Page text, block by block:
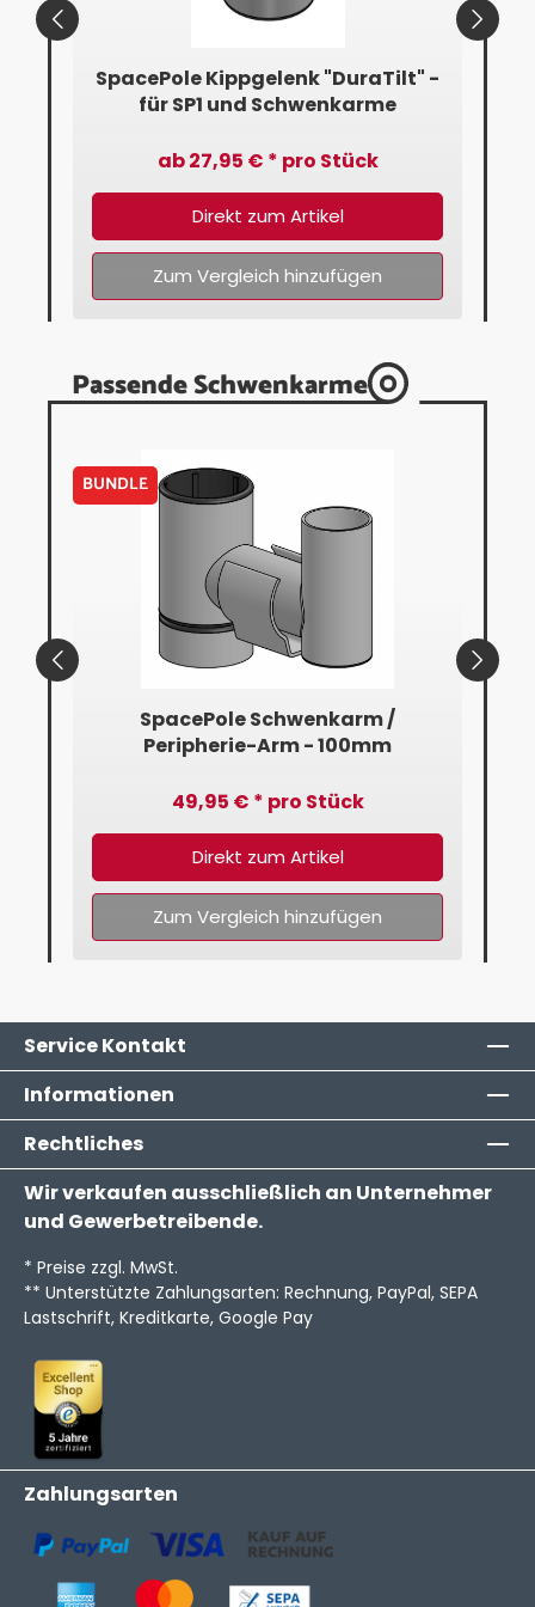
SpacePole Kippgelenk "DuraTilt" -
für SP1 und Schwenkarme
ab 27,95 € * pro Stück
Direkt zum Artikel
Zum Vergleich hinzufügen
Passende Schwenkarme
BUNDLE
SpacePole Schwenkarm /
Peripherie-Arm - 100mm
49,95 € * pro Stück
Direkt zum Artikel
Zum Vergleich hinzufügen
Service Kontakt
Informationen
Rechtliches
Wir verkaufen ausschließlich an Unternehmer
und Gewerbetreibende.
* Preise zzgl. MwSt.
** Unterstützte Zahlungsarten: Rechnung, PayPal, SEPA
Lastschrift, Kreditkarte, Google Pay
Zahlungsarten